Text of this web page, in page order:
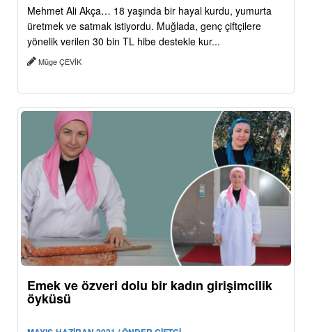
Mehmet Ali Akça… 18 yaşında bir hayal kurdu, yumurta
üretmek ve satmak istiyordu. Muğlada, genç çiftçilere
yönelik verilen 30 bin TL hibe destekle kur...
Müge ÇEVİK
Emek ve özveri dolu bir kadın girişimcilik
öyküsü